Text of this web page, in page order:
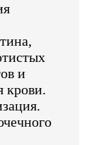
и
крови.